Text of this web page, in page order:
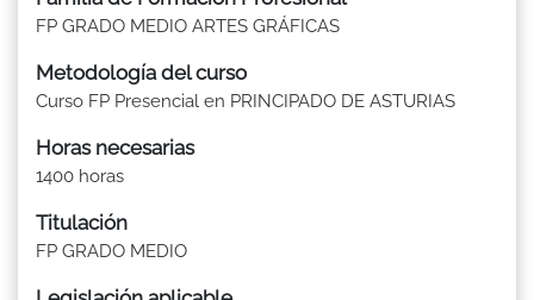
FP GRADO MEDIO ARTES GRÁFICAS
Metodología del curso
Curso FP Presencial en PRINCIPADO DE ASTURIAS
Horas necesarias
1400 horas
Titulación
FP GRADO MEDIO